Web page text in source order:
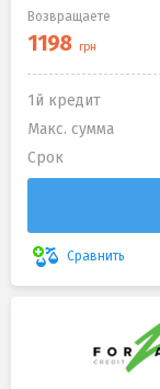
Возвращаете
1й кредит
Макс. сумма
Срок
Сравнить